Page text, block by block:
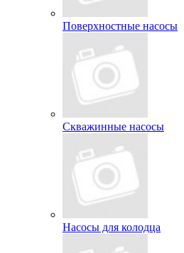
Поверхностные насосы
Скважинные насосы
Насосы для колодца